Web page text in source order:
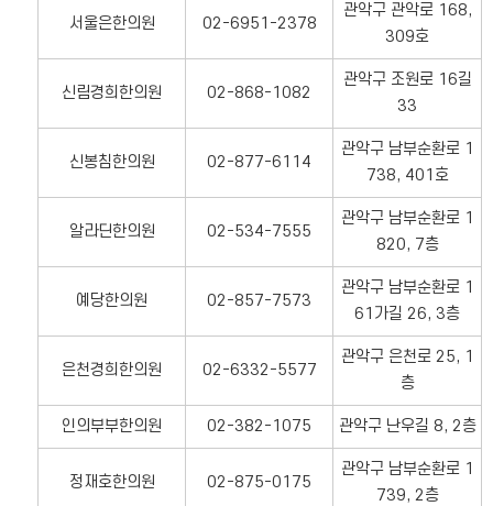
서울은한의원 02-6951-2378
관악구 관악로 168,
309호
신림경희한의원 02-868-1082
관악구 조원로 16길
33
신봉침한의원 02-877-6114
관악구 남부순환로 1
738, 401호
알라딘한의원 02-534-7555
관악구 남부순환로 1
820, 7층
예당한의원 02-857-7573
관악구 남부순환로 1
61가길 26, 3층
은천경희한의원 02-6332-5577
관악구 은천로 25, 1
층
인의부부한의원 02-382-1075 관악구 난우길 8, 2층
정재호한의원 02-875-0175
관악구 남부순환로 1
739, 2층